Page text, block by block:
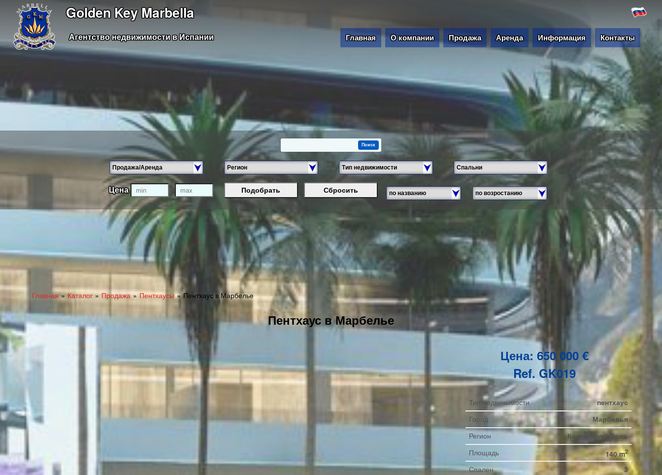
Golden Key Marbella
Главная О компании Продажа Аренда Информация Контакты
Агентство недвижимости в Испании
Цена Подобрать Сбросить
Главная Каталог Продажа Пентхаусы Пентхаус в Марбелье
Пентхаус в Марбелье
Цена: 650 000 €
Ref. GK019
Тип недвижимости
пентхаус
Город
Марбелья
Регион
Коста-дель-Соль
Площадь
140 m2
Спален
3